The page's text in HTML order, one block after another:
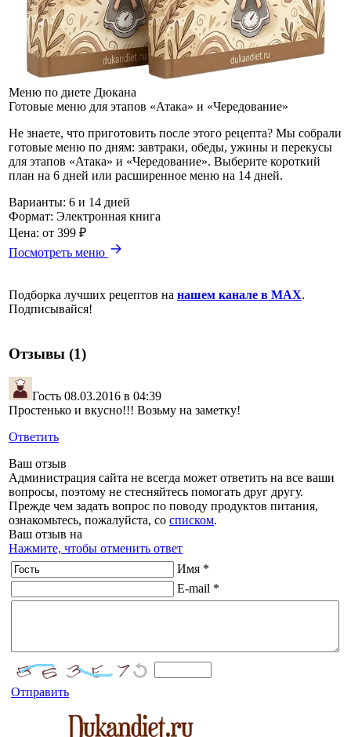
Меню по диете Дюкана
Готовые меню для этапов «Атака» и «Чередование»
Не знаете, что приготовить после этого рецепта? Мы собрали
готовые меню по дням: завтраки, обеды, ужины и перекусы
для этапов «Атака» и «Чередование». Выберите короткий
план на 6 дней или расширенное меню на 14 дней.
Варианты: 6 и 14 дней
Формат: Электронная книга
Цена: от 399 ₽
Посмотреть меню
Подборка лучших рецептов на нашем канале в MAX.
Подписывайся!
Отзывы (1)
Гость 08.03.2016 в 04:39
Простенько и вкусно!!! Возьму на заметку!
Ответить
Ваш отзыв
Администрация сайта не всегда может ответить на все ваши
вопросы, поэтому не стесняйтесь помогать друг другу.
Прежде чем задать вопрос по поводу продуктов питания,
ознакомьтесь, пожалуйста, со списком.
Ваш отзыв на
Нажмите, чтобы отменить ответ
Имя *
E-mail *
Отправить